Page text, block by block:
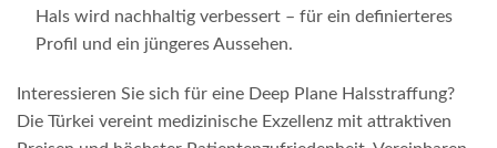
Hals wird nachhaltig verbessert – für ein definierteres
Profil und ein jüngeres Aussehen.
Interessieren Sie sich für eine Deep Plane Halsstraffung?
Die Türkei vereint medizinische Exzellenz mit attraktiven